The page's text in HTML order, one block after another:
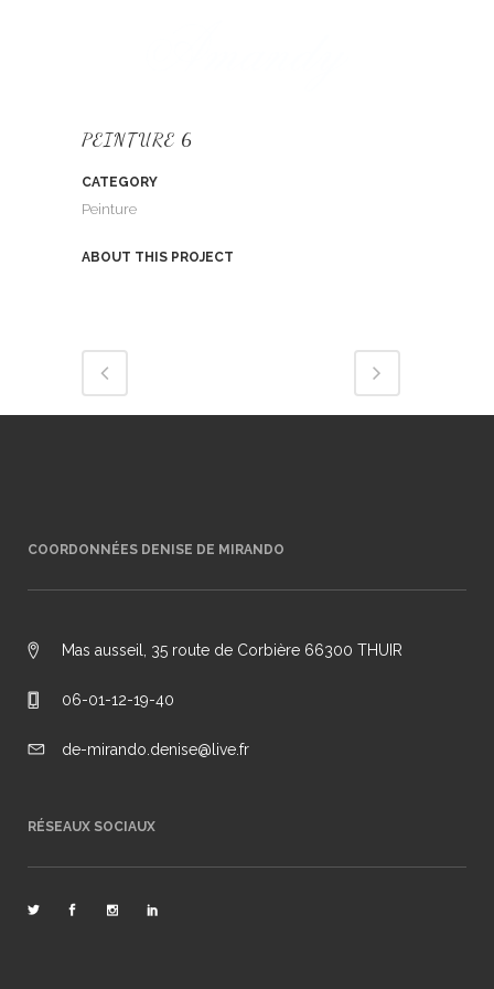
PEINTURE 6
CATEGORY
Peinture
ABOUT THIS PROJECT
COORDONNÉES DENISE DE MIRANDO
Mas ausseil, 35 route de Corbière 66300 THUIR
06-01-12-19-40
de-mirando.denise@live.fr
RÉSEAUX SOCIAUX